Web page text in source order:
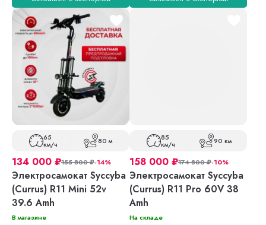
65
км/ч 80 м
134 000 ₽155 800₽-14%
Электросамокат Syccyba
(Currus) R11 Mini 52v
39.6 Amh
В магазине
85
км/ч 90 км
158 000 ₽174 800₽-10%
Электросамокат Syccyba
(Currus) R11 Pro 60V 38
Amh
На складе